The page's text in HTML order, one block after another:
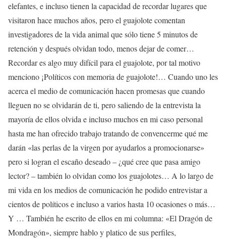
elefantes, e incluso tienen la capacidad de recordar lugares que
visitaron hace muchos años, pero el guajolote comentan
investigadores de la vida animal que sólo tiene 5 minutos de
retención y después olvidan todo, menos dejar de comer…
Recordar es algo muy difícil para el guajolote, por tal motivo
menciono ¡Políticos con memoria de guajolote!… Cuando uno les
acerca el medio de comunicación hacen promesas que cuando
lleguen no se olvidarán de ti, pero saliendo de la entrevista la
mayoría de ellos olvida e incluso muchos en mi caso personal
hasta me han ofrecido trabajo tratando de convencerme qué me
darán «las perlas de la virgen por ayudarlos a promocionarse»
pero si logran el escaño deseado – ¿qué cree que pasa amigo
lector? – también lo olvidan como los guajolotes… A lo largo de
mi vida en los medios de comunicación he podido entrevistar a
cientos de políticos e incluso a varios hasta 10 ocasiones o más…
Y … También he escrito de ellos en mi columna: «El Dragón de
Mondragón», siempre hablo y platico de sus perfiles,